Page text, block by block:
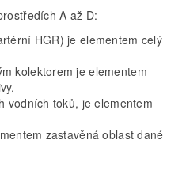
A až D:
HGR) je elementem celý
kolektorem je elementem
vodních toků, je elementem
zastavěná oblast dané